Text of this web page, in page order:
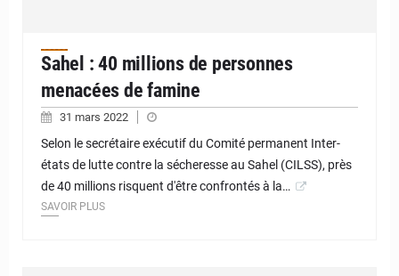
Sahel : 40 millions de personnes
menacées de famine
31 mars 2022
Selon le secrétaire exécutif du Comité permanent Inter-
états de lutte contre la sécheresse au Sahel (CILSS), près
de 40 millions risquent d'être confrontés à la…
SAVOIR PLUS